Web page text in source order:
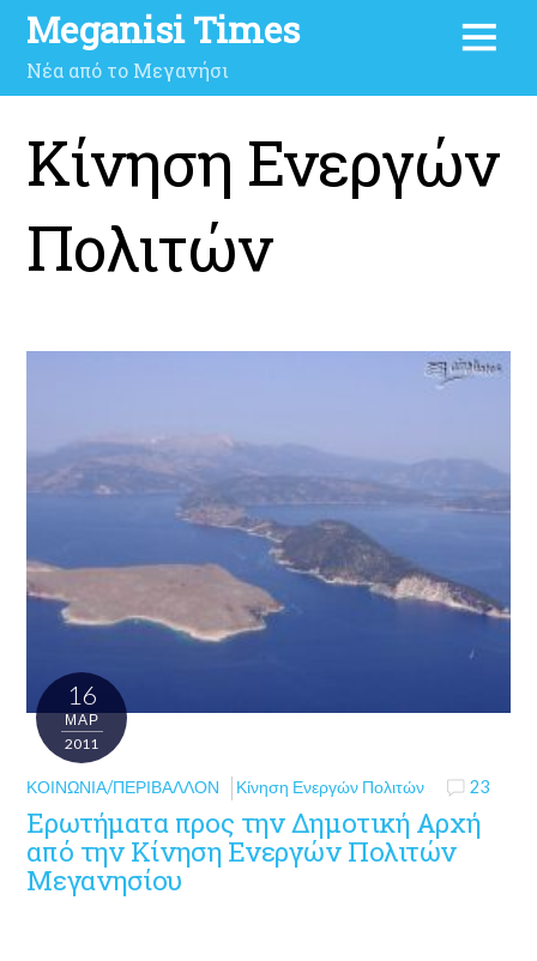
Meganisi Times
Νέα από το Μεγανήσι
Κίνηση Ενεργών
Πολιτών
16
ΜΑΡ
2011
ΚΟΙΝΩΝΊΑ/ΠΕΡΙΒΆΛΛΟΝ Κίνηση Ενεργών Πολιτών 23
Ερωτήματα προς την Δημοτική Αρχή
από την Κίνηση Ενεργών Πολιτών
Μεγανησίου